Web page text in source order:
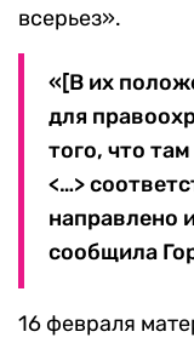
всерьез».
«[В их
для
того, что
<…>
направлено
сообщила
16 февраля